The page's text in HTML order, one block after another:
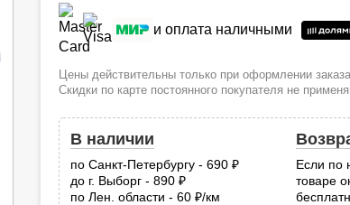
и оплата наличными
Цены действительны только при оформлении
Скидки по карте постоянного покупателя не
В наличии
по Санкт-Петербургу - 690
до г. Выборг - 890
по Лен. области - 60
руб.
/км
Если по
товаре